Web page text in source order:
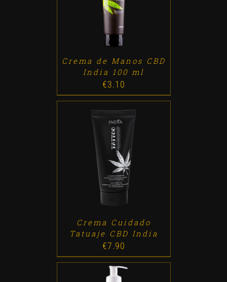
Crema de Manos CBD
India 100 ml
€3.10
ADD TO CART / DETALLES
Crema Cuidado
Tatuaje CBD India
€7.90